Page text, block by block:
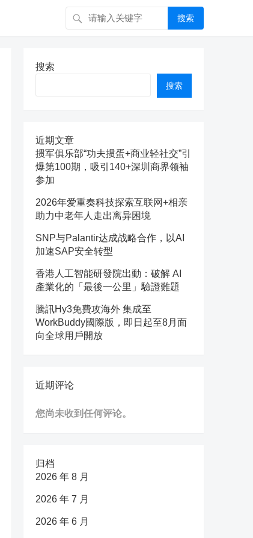
搜索
搜索
搜索
近期文章
掼军俱乐部“功夫掼蛋+商业轻社交”引
爆第100期，吸引140+深圳商界领袖
参加
2026年爱重奏科技探索互联网+相亲
助力中老年人走出离异困境
SNP与Palantir达成战略合作，以AI
加速SAP安全转型
香港人工智能研發院出動：破解 AI
產業化的「最後一公里」驗證難題
騰訊Hy3免費攻海外 集成至
WorkBuddy國際版，即日起至8月面
向全球用戶開放
近期评论
您尚未收到任何评论。
归档
2026 年 8 月
2026 年 7 月
2026 年 6 月